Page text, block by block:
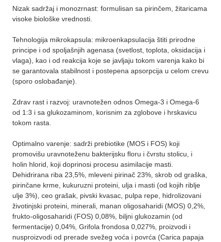
Nizak sadržaj i monozrnast: formulisan sa pirinčem, žitaricama
visoke biološke vrednosti.
Tehnologija mikrokapsula: mikroenkapsulacija štiti prirodne
principe i od spoljašnjih agenasa (svetlost, toplota, oksidacija i
vlaga), kao i od reakcija koje se javljaju tokom varenja kako bi
se garantovala stabilnost i postepena apsorpcija u celom crevu
(sporo oslobađanje).
Zdrav rast i razvoj: uravnotežen odnos Omega-3 i Omega-6
od 1:3 i sa glukozaminom, korisnim za zglobove i hrskavicu
tokom rasta.
Optimalno varenje: sadrži prebiotike (MOS i FOS) koji
promovišu uravnoteženu bakterijsku floru i čvrstu stolicu, i
holin hlorid, koji doprinosi procesu asimilacije masti.
Dehidrirana riba 23,5%, mleveni pirinač 23%, skrob od graška,
pirinčane krme, kukuruzni proteini, ulja i masti (od kojih riblje
ulje 3%), ceo grašak, pivski kvasac, pulpa repe, hidrolizovani
životinjski proteini, minerali, manan oligosaharidi (MOS) 0,2%,
frukto-oligosaharidi (FOS) 0,08%, biljni glukozamin (od
fermentacije) 0,04%, Grifola frondosa 0,027%, proizvodi i
nusproizvodi od prerade svežeg voća i povrća (Carica papaja